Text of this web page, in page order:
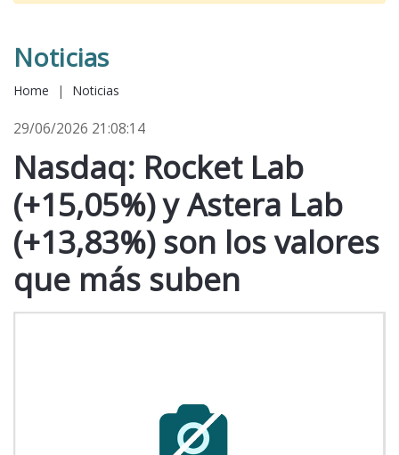
Noticias
Home | Noticias
29/06/2026 21:08:14
Nasdaq: Rocket Lab
(+15,05%) y Astera Lab
(+13,83%) son los valores
que más suben